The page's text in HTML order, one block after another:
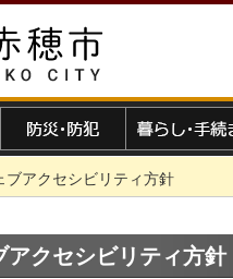
ブアクセシビリティ方針
アクセシビリティ方針